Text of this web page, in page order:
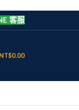
客服
NT$0.00